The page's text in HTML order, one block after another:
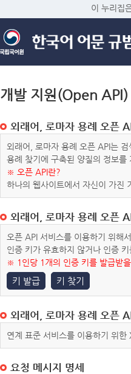
이 누리집
개발 지원(Open API)
외래어, 로마자 용례 오픈
외래어, 로마자 용례 오픈 API는
용례 찾기에 구축된 양질의 정보
※ 오픈 API란?
하나의 웹사이트에서 자신이 가진
외래어, 로마자 용례 오픈
오픈 API 서비스를 이용하기 위해
인증 키가 유효하지 않거나 인증
※ 1인당 1개의 인증 키를 발급받
키 발급 키 찾기
외래어, 로마자 용례 오픈
연계 표준 서비스를 이용하기 위
요청 메시지 명세